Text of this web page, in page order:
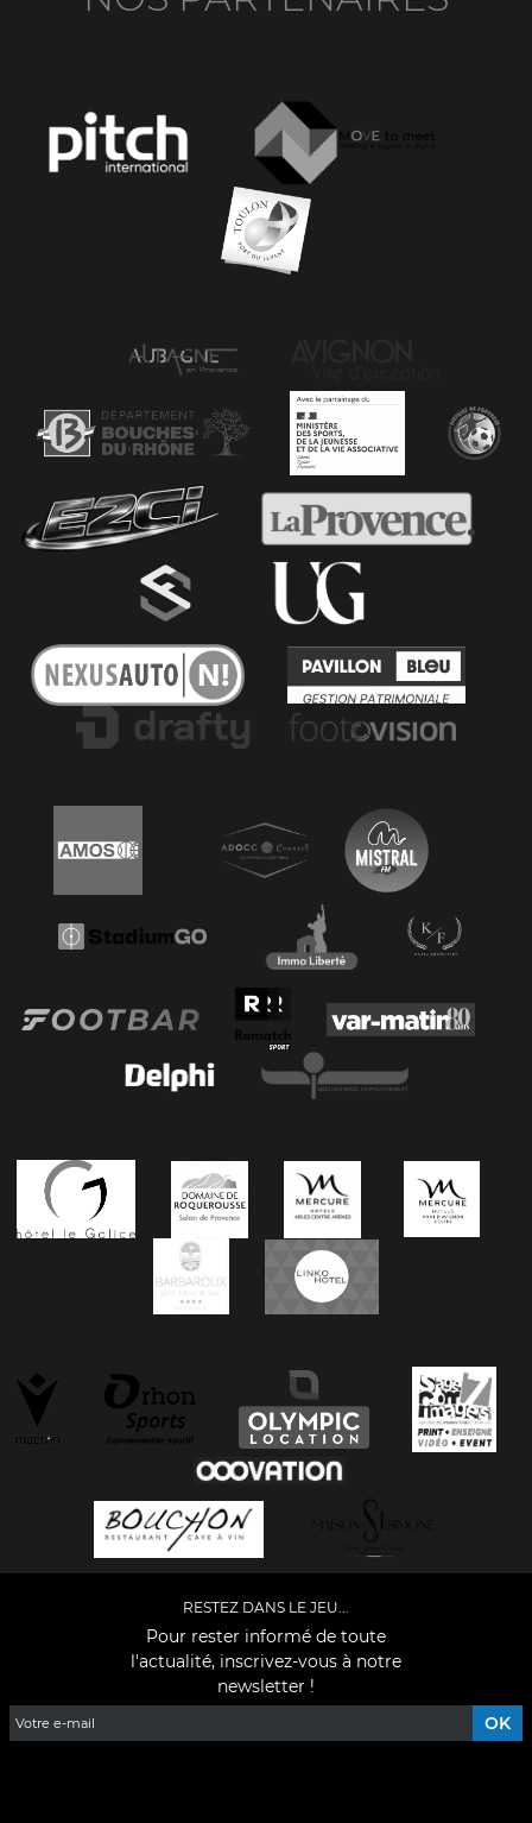
RESTEZ DANS LE JEU...
Pour rester informé de toute
l'actualité, inscrivez-vous à notre
newsletter !